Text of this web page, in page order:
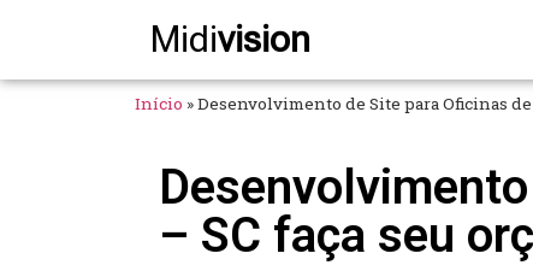
Midivision
Início »Desenvolvimento de Site para Oficinas
– SC faça seu